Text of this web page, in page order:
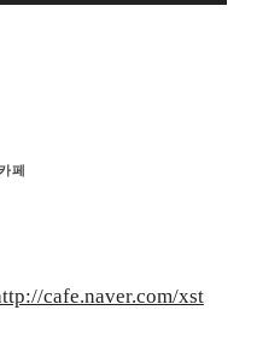
페
cafe.naver.com/xst